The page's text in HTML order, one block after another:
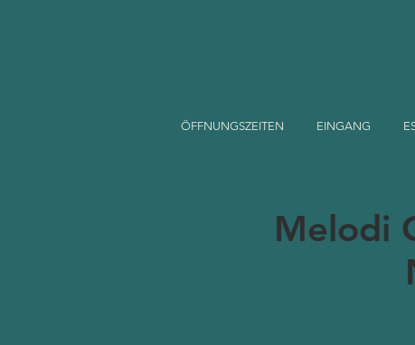
ÖFFNUNGSZEITEN EINGANG
Melodi